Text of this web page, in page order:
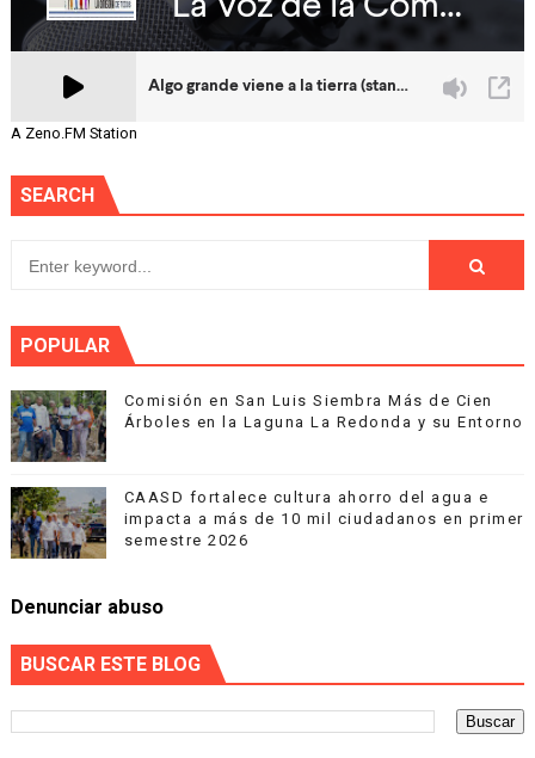
A Zeno.FM Station
SEARCH
POPULAR
Comisión en San Luis Siembra Más de Cien
Árboles en la Laguna La Redonda y su Entorno
CAASD fortalece cultura ahorro del agua e
impacta a más de 10 mil ciudadanos en primer
semestre 2026
Denunciar abuso
BUSCAR ESTE BLOG